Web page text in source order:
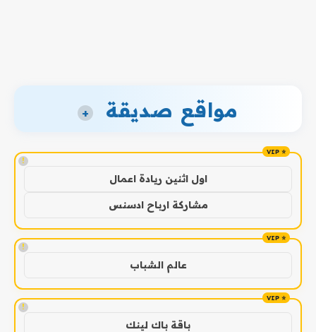
مواقع صديقة +
!
اول اثنين ريادة اعمال
مشاركة ارباح ادسنس
!
عالم الشباب
!
باقة باك لينك